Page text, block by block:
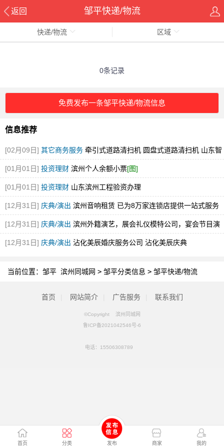
返回 邹平快递/物流
首页 分类 发布 商家 我的
快递/物流 区域
0条记录
免费发布一条邹平快递/物流信息
信息推荐
[02月09日] 其它商务服务 牵引式道路清扫机 圆盘式道路清扫机 山东智
行环卫 厂家直销[图]
[01月01日] 投资理财 滨州个人余额小票[图]
[01月01日] 投资理财 山东滨州工程验资办理
[12月31日] 庆典/演出 滨州音响租赁 已为8万家连锁店提供一站式服务
[图]
[12月31日] 庆典/演出 滨州外籍演艺，展会礼仪模特公司，宴会节目演
出，舞蹈
[12月31日] 庆典/演出 沾化美辰婚庆服务公司 沾化美辰庆典
当前位置： 邹平 滨州同城网 > 邹平分类信息 > 邹平快递/物流
首页 网站简介 广告服务 联系我们
©Copyright 滨州同城网
鲁ICP备2021042546号-6
电话： 15506308789